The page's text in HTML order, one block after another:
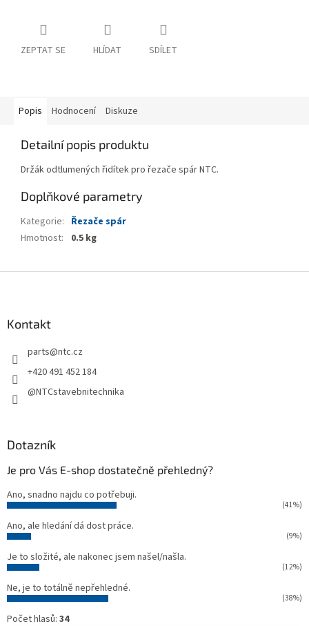
ZEPTAT SE HLÍDAT SDÍLET
Popis Hodnocení Diskuze
Detailní popis produktu
Držák odtlumených řidítek pro řezače spár NTC.
Doplňkové parametry
Kategorie: Řezače spár
Hmotnost: 0.5 kg
Kontakt
parts@ntc.cz
+420 491 452 184
@NTCstavebnitechnika
Dotazník
Je pro Vás E-shop dostatečně přehledný?
Ano, snadno najdu co potřebuji.
(41%)
Ano, ale hledání dá dost práce.
(9%)
Je to složité, ale nakonec jsem našel/našla.
(12%)
Ne, je to totálně nepřehledné.
(38%)
Počet hlasů: 34